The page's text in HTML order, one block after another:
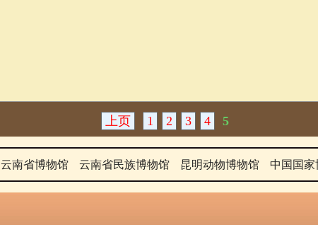
上页 1 2 3 4 5
云南省博物馆 云南省民族博物馆 昆明动物博物馆 中国国家